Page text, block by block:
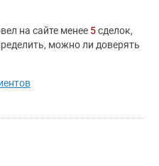
на сайте менее 5сделок,
можно ли доверять